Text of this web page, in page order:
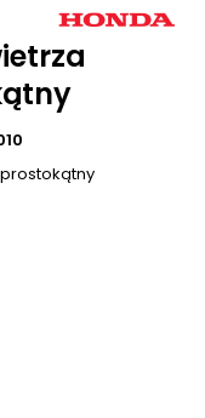
prostokątny